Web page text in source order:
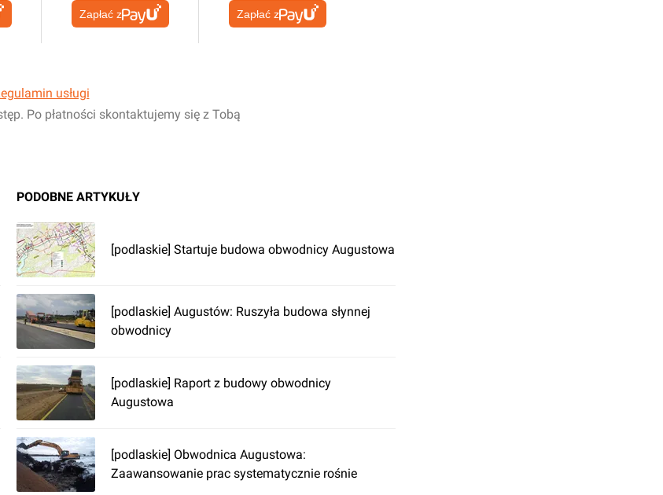
Zapłać z Zapłać z
usługi
Po płatności skontaktujemy się z Tobą
PODOBNE ARTYKUŁY
[podlaskie] Startuje budowa obwodnicy Augustowa
[podlaskie] Augustów: Ruszyła budowa słynnej
obwodnicy
[podlaskie] Raport z budowy obwodnicy
Augustowa
[podlaskie] Obwodnica Augustowa:
Zaawansowanie prac systematycznie rośnie